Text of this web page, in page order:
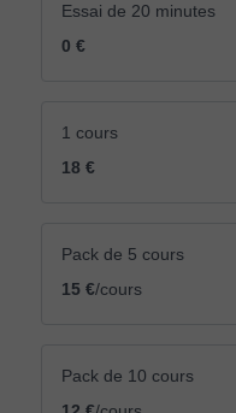
Essai de 20 minutes
0 €
1 cours
18 €
Pack de 5 cours
15 €/cours
Pack de 10 cours